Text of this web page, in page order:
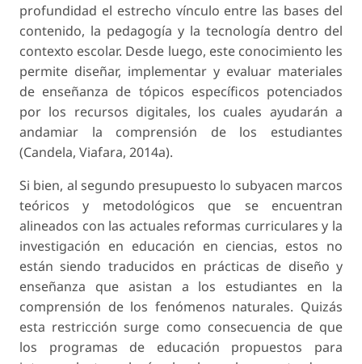
profundidad el estrecho vínculo entre las bases del
contenido, la pedagogía y la tecnología dentro del
contexto escolar. Desde luego, este conocimiento les
permite diseñar, implementar y evaluar materiales
de enseñanza de tópicos específicos potenciados
por los recursos digitales, los cuales ayudarán a
andamiar la comprensión de los estudiantes
(Candela, Viafara, 2014a).
Si bien, al segundo presupuesto lo subyacen marcos
teóricos y metodológicos que se encuentran
alineados con las actuales reformas curriculares y la
investigación en educación en ciencias, estos no
están siendo traducidos en prácticas de diseño y
enseñanza que asistan a los estudiantes en la
comprensión de los fenómenos naturales. Quizás
esta restricción surge como consecuencia de que
los programas de educación propuestos para